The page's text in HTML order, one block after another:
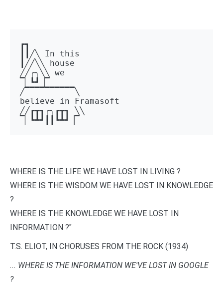
┏┓
┃┃╱╲ In this
┃╱╱╲╲ house
╱╱╭╮╲╲ we
▔▏┗┛▕▔
╱▔▔▔▔▔▔▔▔▔▔╲
believe in Framasoft
╱╱┏┳┓╭╮┏┳┓ ╲╲
▔▏┗┻┛┃┃┗┻┛▕▔
WHERE IS THE LIFE WE HAVE LOST IN LIVING ?
WHERE IS THE WISDOM WE HAVE LOST IN KNOWLEDGE
?
WHERE IS THE KNOWLEDGE WE HAVE LOST IN
INFORMATION ?"
T.S. ELIOT, IN CHORUSES FROM THE ROCK (1934)
... WHERE IS THE INFORMATION WE'VE LOST IN GOOGLE
?